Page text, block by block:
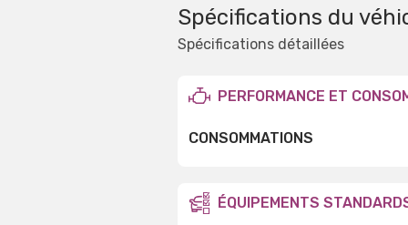
Spécifications du
Spécifications détaillées
PERFORMANCE ET
CONSOMMATIONS
ÉQUIPEMENTS